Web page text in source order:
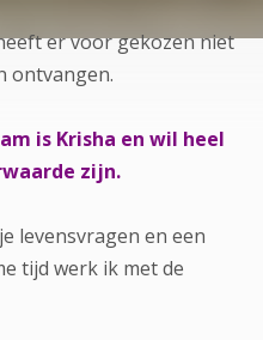
er voor gekozen niet
ontvangen.
is Krisha en wil heel
zijn.
levensvragen en een
tijd werk ik met de